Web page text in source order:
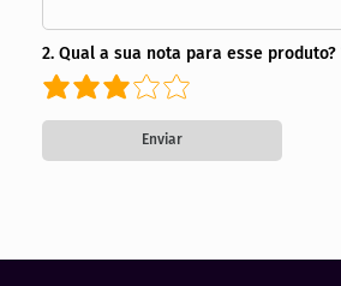
2. Qual a sua nota para esse produto?
Enviar